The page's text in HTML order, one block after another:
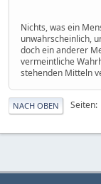
Nichts, was ein
unwahrscheinlich,
doch ein anderer
vermeintliche
stehenden Mitteln
NACH OBEN Seiten